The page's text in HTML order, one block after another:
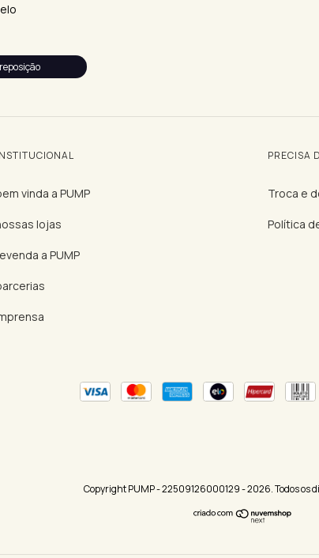
vinda a PUMP
lojas
a PUMP
PRECISA
Troca e
Política
Copyright PUMP - 22509126000129 - 2026. Todos os